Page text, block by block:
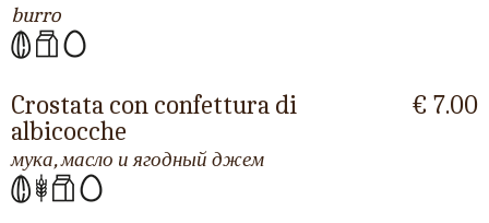
burro
Crostata con confettura di
albicocche
мука, масло и ягодный джем
€ 7.00